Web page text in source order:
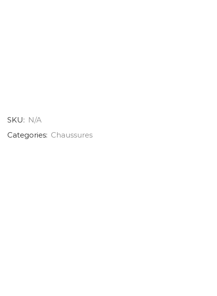
SKU: N/A
Categories: Chaussures